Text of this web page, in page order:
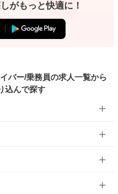
がもっと快適に！
バー/乗務員の求人一覧から
込んで探す